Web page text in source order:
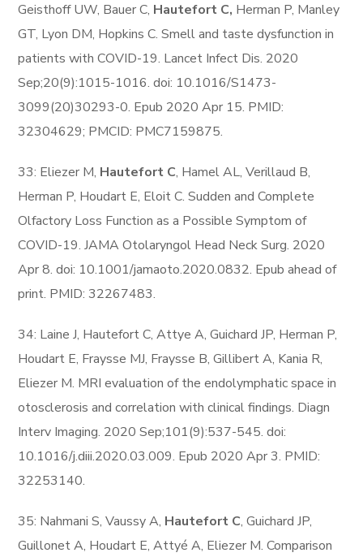
Geisthoff UW, Bauer C, Hautefort C, Herman P, Manley
GT, Lyon DM, Hopkins C. Smell and taste dysfunction in
patients with COVID-19. Lancet Infect Dis. 2020
Sep;20(9):1015-1016. doi: 10.1016/S1473-
3099(20)30293-0. Epub 2020 Apr 15. PMID:
32304629; PMCID: PMC7159875.
33: Eliezer M, Hautefort C, Hamel AL, Verillaud B,
Herman P, Houdart E, Eloit C. Sudden and Complete
Olfactory Loss Function as a Possible Symptom of
COVID-19. JAMA Otolaryngol Head Neck Surg. 2020
Apr 8. doi: 10.1001/jamaoto.2020.0832. Epub ahead of
print. PMID: 32267483.
34: Laine J, Hautefort C, Attye A, Guichard JP, Herman P,
Houdart E, Fraysse MJ, Fraysse B, Gillibert A, Kania R,
Eliezer M. MRI evaluation of the endolymphatic space in
otosclerosis and correlation with clinical findings. Diagn
Interv Imaging. 2020 Sep;101(9):537-545. doi:
10.1016/j.diii.2020.03.009. Epub 2020 Apr 3. PMID:
32253140.
35: Nahmani S, Vaussy A, Hautefort C, Guichard JP,
Guillonet A, Houdart E, Attyé A, Eliezer M. Comparison